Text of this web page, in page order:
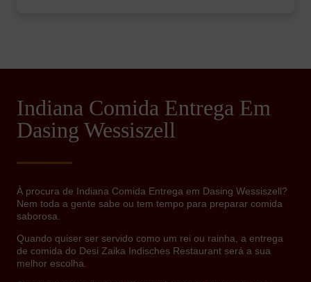
Indiana Comida Entrega Em
Dasing Wessiszell
À procura de Indiana Comida Entrega em Dasing Wessiszell?
Nem toda a gente sabe ou tem tempo para preparar comida
saborosa.
Quando quiser ser servido como um rei ou rainha, a entrega
de comida do Desi Zaika Indisches Restaurant será a sua
melhor escolha.